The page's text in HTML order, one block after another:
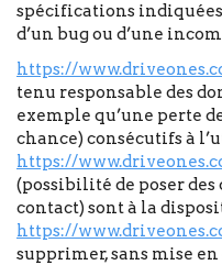
spécifications
d’un bug ou d’une
https://
tenu responsable des
exemple qu’une perte
chance) consécutifs à
https://
(possibilité de poser des
contact) sont à la
https://
supprimer, sans mise